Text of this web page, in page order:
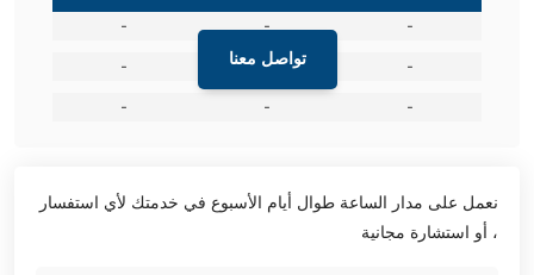
تواصل معنا
-
-
-
-
-
-
-
-
-
نعمل على مدار الساعة طوال أيام الأسبوع في خدمتك لأي استفسار
، أو استشارة مجانية